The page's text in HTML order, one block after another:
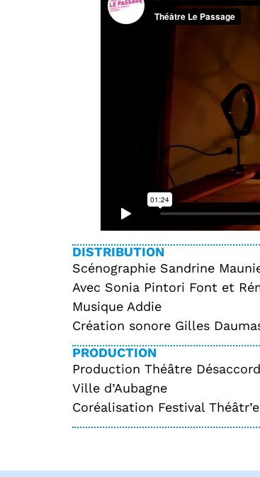
DISTRIBUTION
Scénographie Sandrine
Avec Sonia Pintori Font et
Musique Addie
Création sonore Gilles
PRODUCTION
Production Théâtre
Ville d’Aubagne
Coréalisation Festival